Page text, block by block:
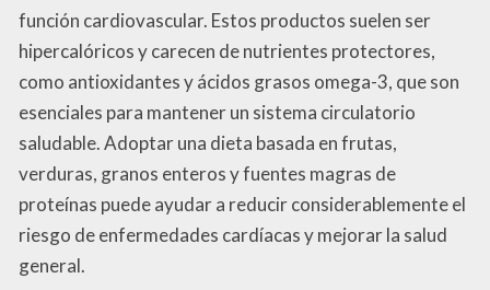
función cardiovascular. Estos productos suelen ser
hipercalóricos y carecen de nutrientes protectores,
como antioxidantes y ácidos grasos omega-3, que son
esenciales para mantener un sistema circulatorio
saludable. Adoptar una dieta basada en frutas,
verduras, granos enteros y fuentes magras de
proteínas puede ayudar a reducir considerablemente el
riesgo de enfermedades cardíacas y mejorar la salud
general.